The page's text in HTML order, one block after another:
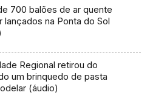
700 balões de ar quente
lançados na Ponta do Sol
Regional retirou do
um brinquedo de pasta
(áudio)